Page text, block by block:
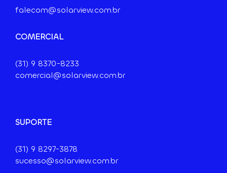
falecom@solarview.com.br
COMERCIAL
(31) 9 8370-8233
comercial@solarview.com.br
SUPORTE
(31) 9 8297-3878
sucesso@solarview.com.br